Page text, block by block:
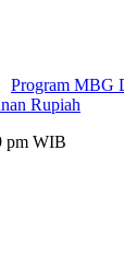
Program MBG
Rupiah
pm WIB